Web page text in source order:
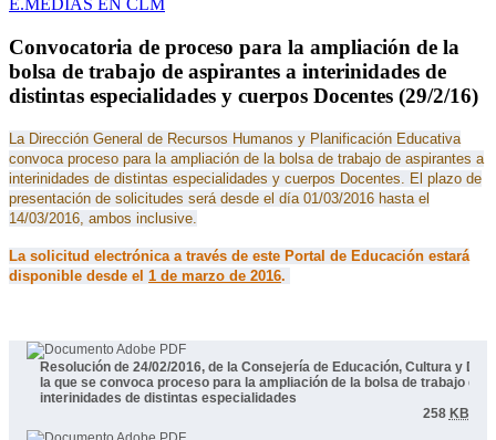
Convocatoria de proceso para la ampliación de la
bolsa de trabajo de aspirantes a interinidades de
distintas especialidades y cuerpos Docentes (29/2/16)
La Dirección General de Recursos Humanos y Planificación Educativa
convoca proceso para la ampliación de la bolsa de trabajo de aspirantes a
interinidades de distintas especialidades y cuerpos Docentes. El plazo de
presentación de solicitudes será desde el día 01/03/2016 hasta el
14/03/2016, ambos inclusive.
La solicitud electrónica a través de este Portal de Educación estará
disponible desde el 1 de marzo de 2016.
Resolución de 24/02/2016, de la Consejería de Educación, Cultura y
la que se convoca proceso para la ampliación de la bolsa de trabajo de
interinidades de distintas especialidades
258 KB